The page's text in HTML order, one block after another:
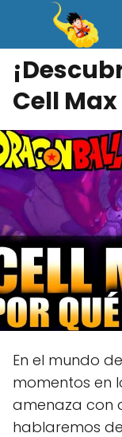
Cell
En el mundo
momentos en
amenaza con
hablaremos